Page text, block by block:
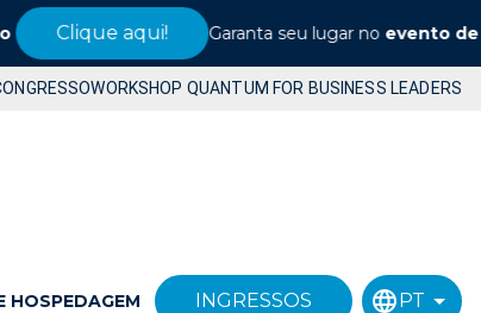
Clique aqui! Garanta seu lugar noevento de
WORKSHOP QUANTUM FOR BUSINESS LEADERS
HOSPEDAGEM INGRESSOS PT